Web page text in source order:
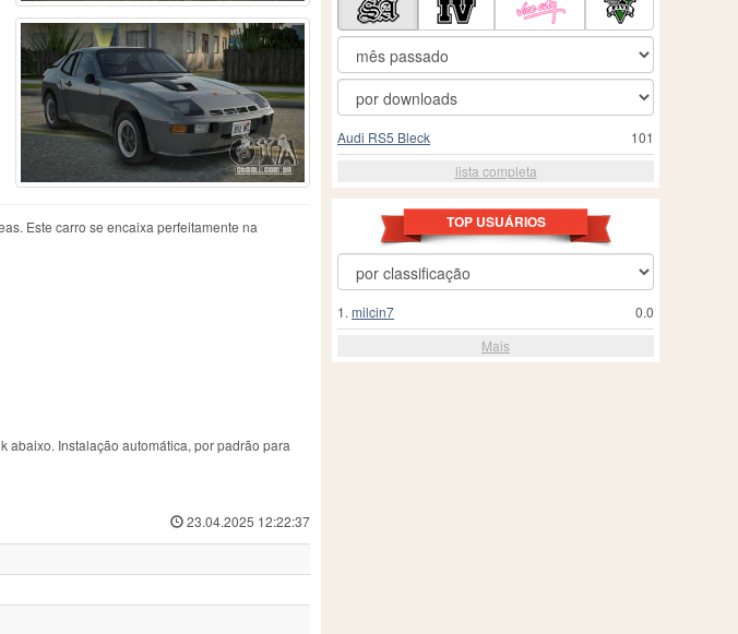
Este carro se encaixa perfeitamente na
abaixo. Instalação automática, por padrão para
23.04.2025 12:22:37
101
Audi RS5 Bleck
lista completa
TOP USUÁRIOS
0.0
1. milcin7
Mais